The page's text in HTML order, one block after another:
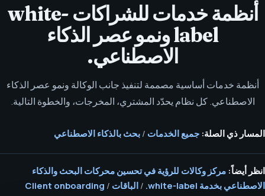
أنظمة خدمات للشراكات white-
label ونمو عصر الذكاء
الاصطناعي.
أنظمة خدمات أساسية مصممة لتنفيذ جانب الوكالة ونمو عصر الذكاء
الاصطناعي. كل نظام يحدّد المشتري، المخرجات، والخطوة التالية.
المسار ذي الصلة: جميع الخدمات / بحث بالذكاء الاصطناعي
انظر أيضاً: مركز وكالات للرؤية في تحسين محركات البحث والذكاء
الاصطناعي بخدمة white-label.
/ الباقات /
Client onboarding